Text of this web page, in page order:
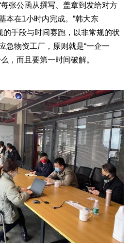
张公函从撰写、盖章到发给对方
本在1小时内完成。”韩大东
的手段与时间赛跑，以非常规的状
急物资工厂，原则就是“一企一
，而且要第一时间破解。